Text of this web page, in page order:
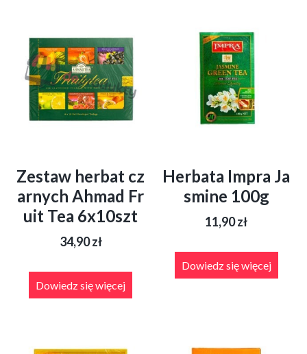
Zestaw herbat cz
arnych Ahmad Fr
uit Tea 6x10szt
34,90zł
Dowiedz się więcej
Herbata Impra Ja
smine 100g
11,90zł
Dowiedz się więcej